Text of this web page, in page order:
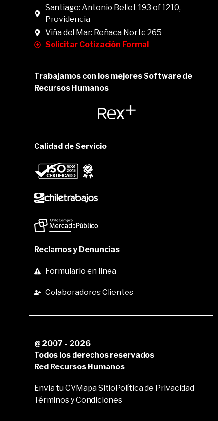
Santiago: Antonio Bellet 193 of 1210,
Providencia
Viña del Mar: Reñaca Norte 265
Solicitar Cotización Formal
Trabajamos con los mejores Software de
Recursos Humanos
Calidad de Servicio
Reclamos y Denuncias
Formulario en linea
Colaboradores Clientes
@ 2007 - 2026
Todos los derechos reservados
Red Recursos Humanos
Envia tu CVMapa SitioPolítica de Privacidad
Términos y Condiciones